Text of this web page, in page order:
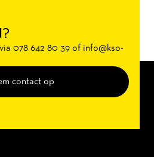
078 642 80 39 of info@kso-
contact op